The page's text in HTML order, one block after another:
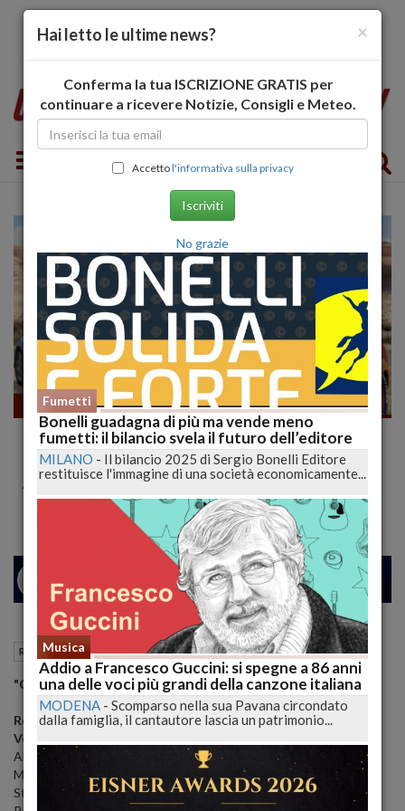
Toggle navigation
Recensioni FILM
"Cars 2", le macchine della Pixar son
tornate!
Abruzzo al cinema
25 27
Recensioni FILM 02 Luglio 2011 07:24
"Cars 2"
Regia: Brad Lewis, John Lasseter
Voci
Alberto Caneva, Gianni Giuliano, Marco Della Noce, Alex Zanardi,
Mino Caprio, Renato Cecchetto, Sabrina Ferilli, Alessandro Siani,
Stefano Alessandroni, Franco Nero, Sophia Loren, Vanessa
×
Hai letto le ultime news?
Conferma la tua ISCRIZIONE GRATIS per
continuare a ricevere Notizie, Consigli e Meteo.
Accettol'informativa sulla privacy
Iscriviti
No grazie
Fumetti
Bonelli guadagna di più ma vende meno
fumetti: il bilancio svela il futuro dell’editore
MILANO - Il bilancio 2025 di Sergio Bonelli Editore
restituisce l'immagine di una società economicamente...
Musica
Addio a Francesco Guccini: si spegne a 86 anni
una delle voci più grandi della canzone italiana
MODENA - Scomparso nella sua Pavana circondato
dalla famiglia, il cantautore lascia un patrimonio...